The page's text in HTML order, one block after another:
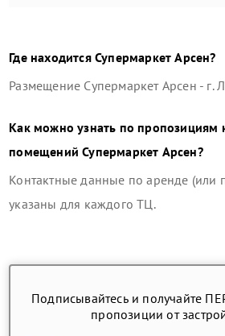
Где находитсяСупермаркет Арсен?
Размещение Супермаркет Арсен - г.
Как можно узнать по пропозициям
помещенийСупермаркет Арсен?
Контактные данные по аренде (или
указаны для каждого ТЦ.
Подписывайтесь и получайте
пропозиции от